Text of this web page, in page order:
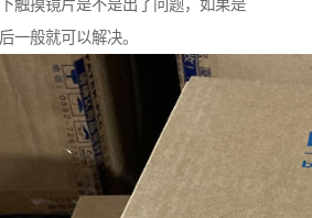
触摸镜片是不是出了问题，如果是
一般就可以解决。